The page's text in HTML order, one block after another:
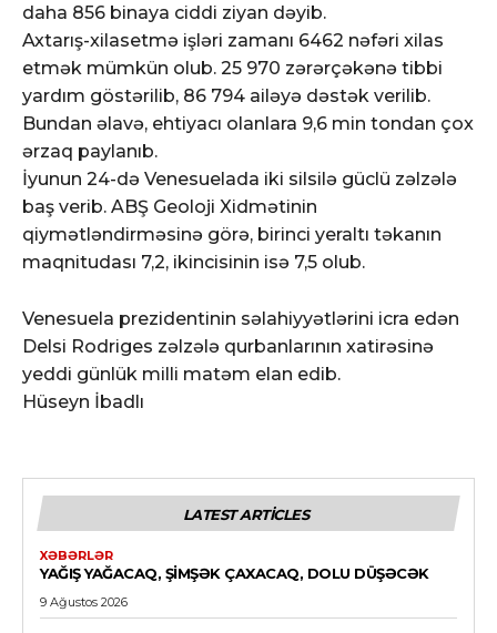
daha 856 binaya ciddi ziyan dəyib.
Axtarış-xilasetmə işləri zamanı 6462 nəfəri xilas
etmək mümkün olub. 25 970 zərərçəkənə tibbi
yardım göstərilib, 86 794 ailəyə dəstək verilib.
Bundan əlavə, ehtiyacı olanlara 9,6 min tondan çox
ərzaq paylanıb.
İyunun 24-də Venesuelada iki silsilə güclü zəlzələ
baş verib. ABŞ Geoloji Xidmətinin
qiymətləndirməsinə görə, birinci yeraltı təkanın
maqnitudası 7,2, ikincisinin isə 7,5 olub.
Venesuela prezidentinin səlahiyyətlərini icra edən
Delsi Rodriges zəlzələ qurbanlarının xatirəsinə
yeddi günlük milli matəm elan edib.
Hüseyn İbadlı
LATEST ARTICLES
XƏBƏRLƏR
YAĞIŞ YAĞACAQ, ŞIMŞƏK ÇAXACAQ, DOLU DÜŞƏCƏK
9 Ağustos 2026